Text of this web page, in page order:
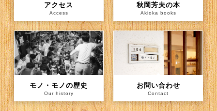
アクセス
Access
秋岡芳夫の本
Akioka books
モノ・モノの歴史
Our history
お問い合わせ
Contact